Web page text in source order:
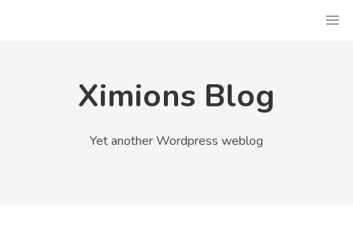
Ximions Blog
Yet another Wordpress weblog